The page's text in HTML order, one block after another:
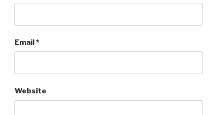
Email*
Website